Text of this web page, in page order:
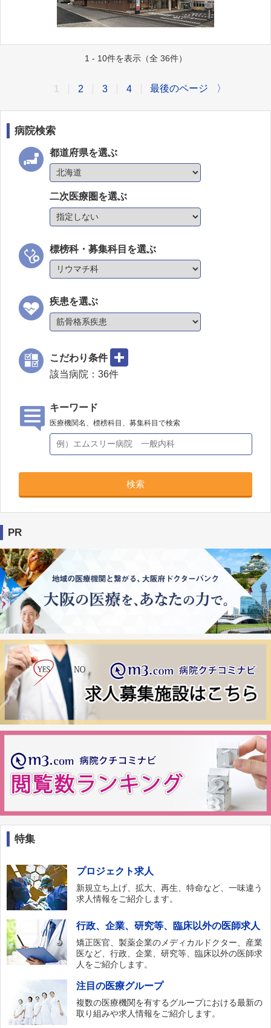
1 - 10件を表示（全 36件）
2 3 4 最後のページ 〉
病院検索
都道府県を選ぶ
二次医療圏を選ぶ
標榜科・募集科目を選ぶ
疾患を選ぶ
こだわり条件
該当病院： 36件
キーワード
医療機関名、標榜科目、募集科目で検索
検索
PR
特集
プロジェクト求人
新規立ち上げ、拡大、再生、特命など、一味違う
求人情報をご紹介します。
行政、企業、研究等、臨床以外の医師求人
矯正医官、製薬企業のメディカルドクター、産業
医など、行政、企業、研究等、臨床以外の医師求
人をご紹介します。
注目の医療グループ
複数の医療機関を有するグループにおける最新の
取り組みや求人情報をご紹介します。